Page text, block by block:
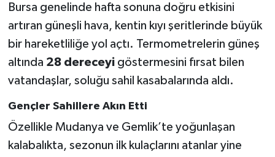
Bursa genelinde hafta sonuna doğru etkisini
artıran güneşli hava, kentin kıyı şeritlerinde büyük
bir hareketliliğe yol açtı. Termometrelerin güneş
altında 28 dereceyigöstermesini fırsat bilen
vatandaşlar, soluğu sahil kasabalarında aldı.
Gençler Sahillere Akın Etti
Özellikle Mudanya ve Gemlik’te yoğunlaşan
kalabalıkta, sezonun ilk kulaçlarını atanlar yine